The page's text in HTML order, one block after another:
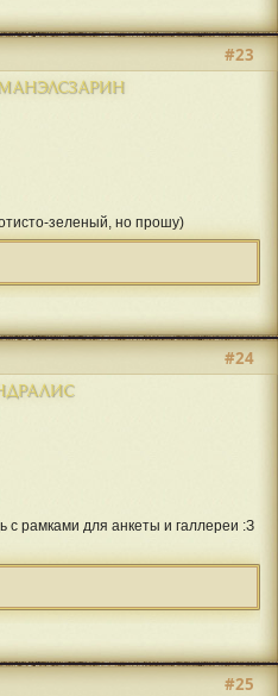
#23
зеленый, но прошу)
#24
с рамками для анкеты и галлереи :З
#25